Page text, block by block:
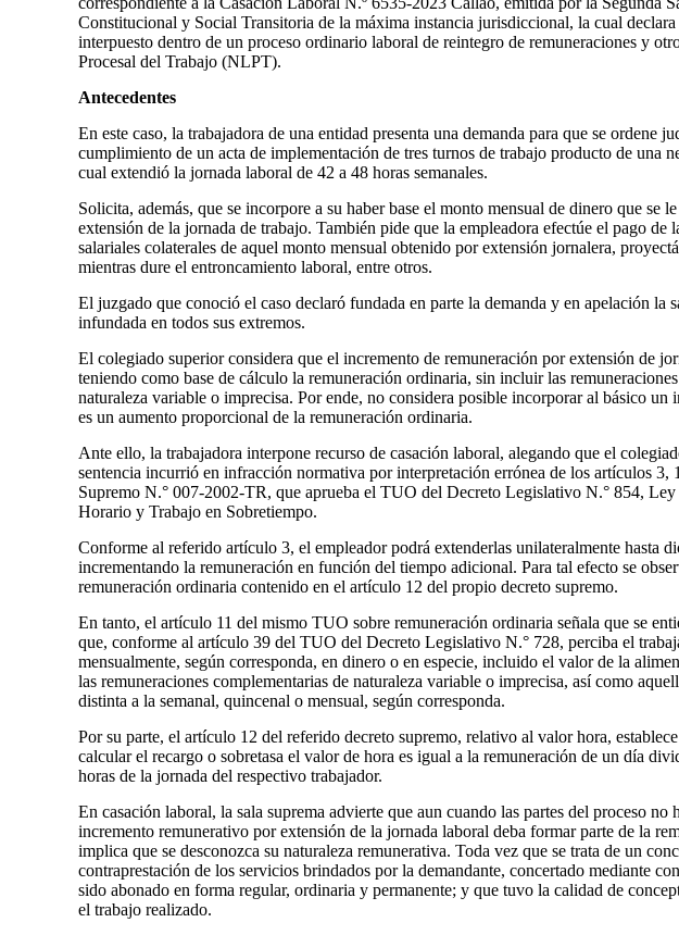
Constitucional y Social Transitoria de la máxima instancia jurisdiccional, la cual
interpuesto dentro de un proceso ordinario laboral de reintegro de remuneraciones y
Procesal del Trabajo (NLPT).
Antecedentes
En este caso, la trabajadora de una entidad presenta una demanda para que se ordene
cumplimiento de un acta de implementación de tres turnos de trabajo producto de una
cual extendió la jornada laboral de 42 a 48 horas semanales.
Solicita, además, que se incorpore a su haber base el monto mensual de dinero que se
extensión de la jornada de trabajo. También pide que la empleadora efectúe el pago de
salariales colaterales de aquel monto mensual obtenido por extensión jornalera,
mientras dure el entroncamiento laboral, entre otros.
El juzgado que conoció el caso declaró fundada en parte la demanda y en apelación la
infundada en todos sus extremos.
El colegiado superior considera que el incremento de remuneración por extensión de
teniendo como base de cálculo la remuneración ordinaria, sin incluir las
naturaleza variable o imprecisa. Por ende, no considera posible incorporar al básico un
es un aumento proporcional de la remuneración ordinaria.
Ante ello, la trabajadora interpone recurso de casación laboral, alegando que el
sentencia incurrió en infracción normativa por interpretación errónea de los artículos 3,
Supremo N.° 007-2002-TR, que aprueba el TUO del Decreto Legislativo N.° 854, Ley
Horario y Trabajo en Sobretiempo.
Conforme al referido artículo 3, el empleador podrá extenderlas unilateralmente hasta
incrementando la remuneración en función del tiempo adicional. Para tal efecto se
remuneración ordinaria contenido en el artículo 12 del propio decreto supremo.
En tanto, el artículo 11 del mismo TUO sobre remuneración ordinaria señala que se
que, conforme al artículo 39 del TUO del Decreto Legislativo N.° 728, perciba el
mensualmente, según corresponda, en dinero o en especie, incluido el valor de la
las remuneraciones complementarias de naturaleza variable o imprecisa, así como
distinta a la semanal, quincenal o mensual, según corresponda.
Por su parte, el artículo 12 del referido decreto supremo, relativo al valor hora,
calcular el recargo o sobretasa el valor de hora es igual a la remuneración de un día
horas de la jornada del respectivo trabajador.
En casación laboral, la sala suprema advierte que aun cuando las partes del proceso no
incremento remunerativo por extensión de la jornada laboral deba formar parte de la
implica que se desconozca su naturaleza remunerativa. Toda vez que se trata de un
contraprestación de los servicios brindados por la demandante, concertado mediante
sido abonado en forma regular, ordinaria y permanente; y que tuvo la calidad de
el trabajo realizado.